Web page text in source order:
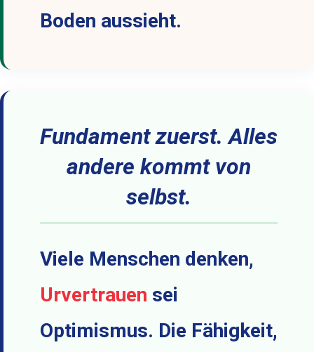
Boden aussieht.
Fundament zuerst. Alles
andere kommt von
selbst.
Viele Menschen denken,
Urvertrauen sei
Optimismus. Die Fähigkeit,